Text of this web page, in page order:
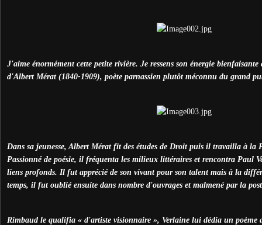
J'aime énormément cette petite rivière. Je ressens son énergie
d'Albert Mérat (1840-1909), poète parnassien plutôt méconnu du grand
Dans sa jeunesse, Albert Mérat fit des études de Droit puis il travailla à la
Passionné de poésie, il fréquenta les milieux littéraires et rencontra Paul
liens profonds. Il fut apprécié de son vivant pour son talent mais à la
temps, il fut oublié ensuite dans nombre d'ouvrages et malmené par la
Rimbaud le qualifia « d'artiste visionnaire », Verlaine lui dédia un poème